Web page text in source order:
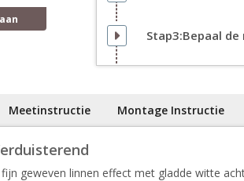
Stap3:Bepaal
Meetinstructie Montage Instructie
geweven linnen effect met gladde witte